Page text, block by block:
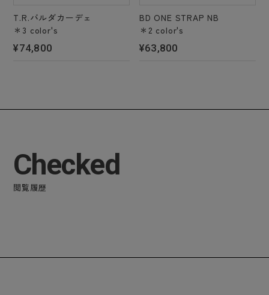
T.R.バルダカーデェ
＊3 color's
¥74,800
BD ONE STRAP NB
＊2 color's
¥63,800
Checked
閲覧履歴